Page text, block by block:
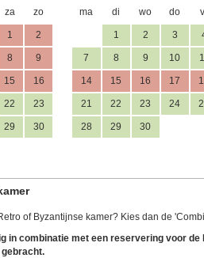
za zo
1 2
8 9
15 16
22 23
29 30
ma di wo do
1 2 3
7 8 9 10
14 15 16 17
21 22 23 24
28 29 30
of Byzantijnse kamer? Kies dan de
in combinatie met een reservering voor